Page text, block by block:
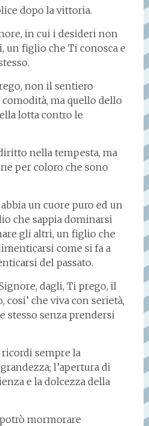
dopo la vittoria.
in cui i desideri non
un figlio che Ti conosca e
non il sentiero
comodità, ma quello dello
lotta contro le
nella tempesta, ma
per coloro che sono
un cuore puro ed un
che sappia dominarsi
gli altri, un figlio che
come si fa a
del passato.
dagli, Ti prego, il
cosi’ che viva con serietà,
stesso senza prendersi
sempre la
l’apertura di
e la dolcezza della
mormorare